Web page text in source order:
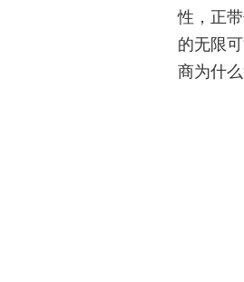
性，正
的无限
商为什